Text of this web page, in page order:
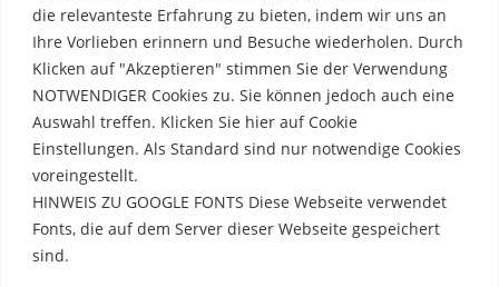
die relevanteste Erfahrung zu bieten, indem wir uns an
Ihre Vorlieben erinnern und Besuche wiederholen. Durch
Klicken auf "Akzeptieren" stimmen Sie der Verwendung
NOTWENDIGER Cookies zu. Sie können jedoch auch eine
Auswahl treffen. Klicken Sie hier auf Cookie
Einstellungen. Als Standard sind nur notwendige Cookies
voreingestellt.
HINWEIS ZU GOOGLE FONTS Diese Webseite verwendet
Fonts, die auf dem Server dieser Webseite gespeichert
sind.